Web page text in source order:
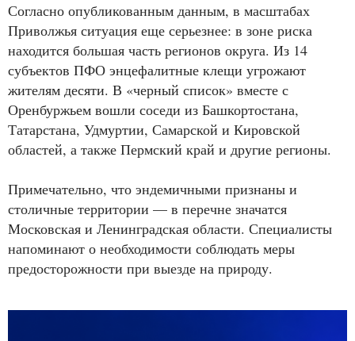
Согласно опубликованным данным, в масштабах
Приволжья ситуация еще серьезнее: в зоне риска
находится большая часть регионов округа. Из 14
субъектов ПФО энцефалитные клещи угрожают
жителям десяти. В «черный список» вместе с
Оренбуржьем вошли соседи из Башкортостана,
Татарстана, Удмуртии, Самарской и Кировской
областей, а также Пермский край и другие регионы.
Примечательно, что эндемичными признаны и
столичные территории — в перечне значатся
Московская и Ленинградская области. Специалисты
напоминают о необходимости соблюдать меры
предосторожности при выезде на природу.